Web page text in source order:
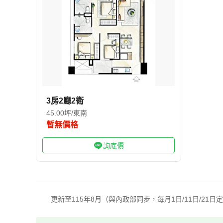
3房2廳2衛
45.00坪/東南
暫無價格
詢底價
更新至115年8月（與內政部同步，每月1日/11日/21日定